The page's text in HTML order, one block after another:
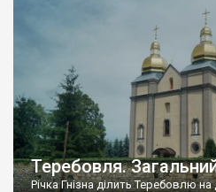
Теребовля.
Річка Гнізна ділить Теребовлю